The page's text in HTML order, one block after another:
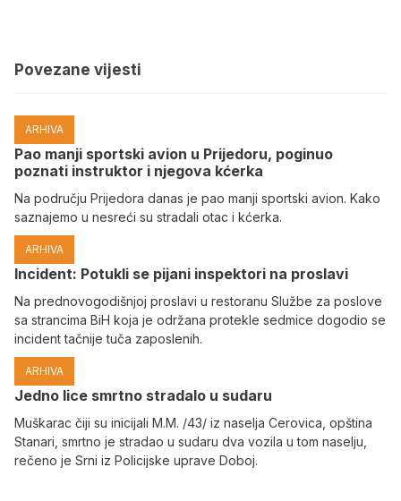
Povezane vijesti
ARHIVA
Pao manji sportski avion u Prijedoru, poginuo
poznati instruktor i njegova kćerka
Na području Prijedora danas je pao manji sportski avion. Kako
saznajemo u nesreći su stradali otac i kćerka.
ARHIVA
Incident: Potukli se pijani inspektori na proslavi
Na prednovogodišnjoj proslavi u restoranu Službe za poslove
sa strancima BiH koja je održana protekle sedmice dogodio se
incident tačnije tuča zaposlenih.
ARHIVA
Јedno lice smrtno stradalo u sudaru
Muškarac čiji su inicijali M.M. /43/ iz naselja Cerovica, opština
Stanari, smrtno je stradao u sudaru dva vozila u tom naselju,
rečeno je Srni iz Policijske uprave Doboj.